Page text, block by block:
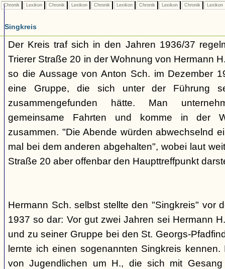
Chronik Lexikon Chronik Lexikon Chronik Lexikon Chronik Lexikon Chronik Lexikon
Singkreis
Der Kreis traf sich in den Jahren 1936/37
Trierer Straße 20 in der Wohnung von Hermann
so die Aussage von Anton Sch. im Dezember
eine Gruppe, die sich unter der Führung
zusammengefunden hätte. Man
gemeinsame Fahrten und komme in der
zusammen. "Die Abende würden abwechselnd
mal bei dem anderen abgehalten", wobei laut
Straße 20 aber offenbar den Haupttreffpunkt
Hermann Sch. selbst stellte den "Singkreis" vor
1937 so dar: Vor gut zwei Jahren sei Hermann
und zu seiner Gruppe bei den St. Georgs-
lernte ich einen sogenannten Singkreis
von Jugendlichen um H., die sich mit